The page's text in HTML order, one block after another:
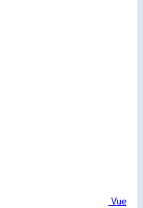
Vue